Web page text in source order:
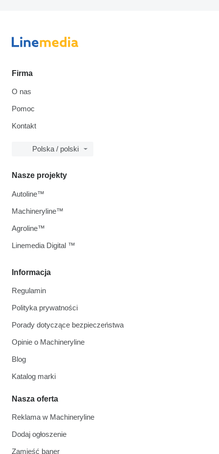
Firma
O nas
Pomoc
Kontakt
Polska / polski
Informacja
Regulamin
Polityka prywatności
Porady dotyczące bezpieczeństwa
Opinie o Machineryline
Blog
Katalog marki
Nasza oferta
Reklama w Machineryline
Dodaj ogłoszenie
Zamieść baner
Nasze projekty
Autoline™
Machineryline™
Agroline™
Linemedia Digital ™